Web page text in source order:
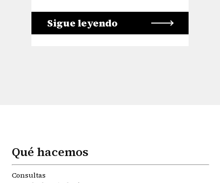
Sigue leyendo
Qué hacemos
Consultas